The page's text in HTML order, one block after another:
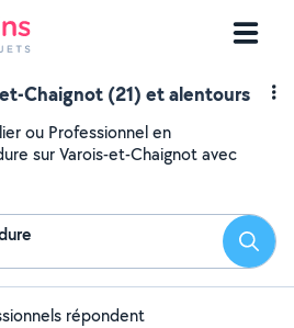
Chaignot (21) et alentours
ou Professionnel en
sur Varois-et-Chaignot avec
répondent